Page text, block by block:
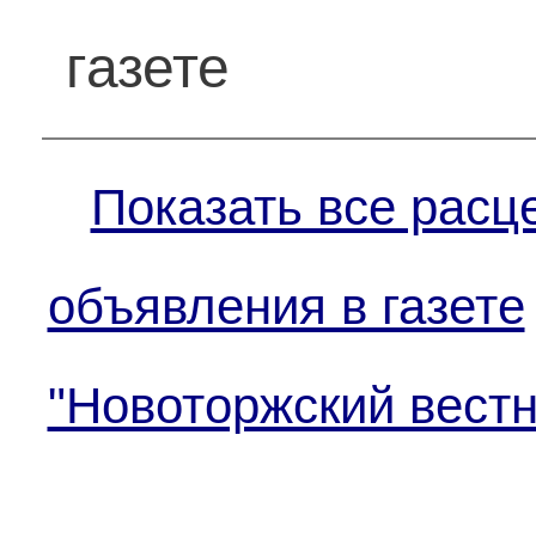
газете
Показать все
объявления в газете
"Новоторжский